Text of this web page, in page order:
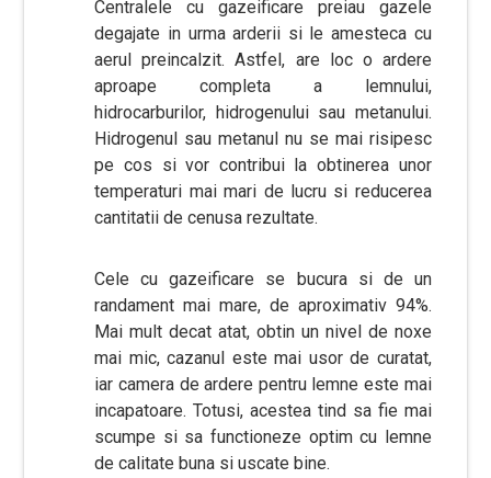
Centralele cu gazeificare preiau gazele
degajate in urma arderii si le amesteca cu
aerul preincalzit. Astfel, are loc o ardere
aproape completa a lemnului,
hidrocarburilor, hidrogenului sau metanului.
Hidrogenul sau metanul nu se mai risipesc
pe cos si vor contribui la obtinerea unor
temperaturi mai mari de lucru si reducerea
cantitatii de cenusa rezultate.
Cele cu gazeificare se bucura si de un
randament mai mare, de aproximativ 94%.
Mai mult decat atat, obtin un nivel de noxe
mai mic, cazanul este mai usor de curatat,
iar camera de ardere pentru lemne este mai
incapatoare. Totusi, acestea tind sa fie mai
scumpe si sa functioneze optim cu lemne
de calitate buna si uscate bine.